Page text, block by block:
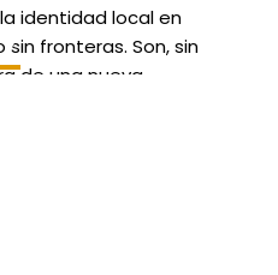
identidad local en
fronteras. Son, sin
de una nueva